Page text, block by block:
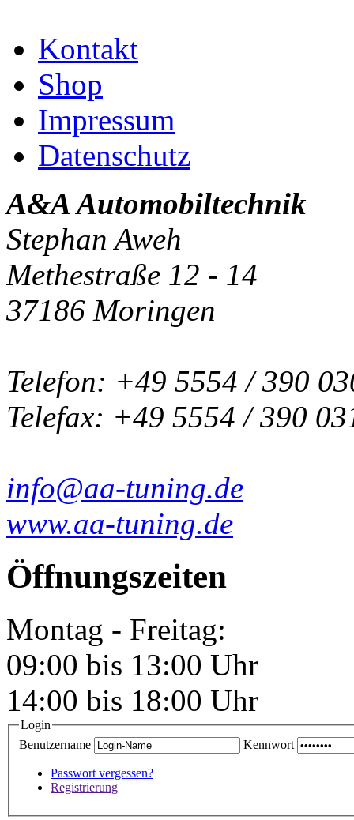
Kontakt
Shop
Impressum
Datenschutz
A&A Automobiltechnik
Stephan Aweh
Methestraße 12 - 14
37186 Moringen
Telefon: +49 5554 / 390
Telefax: +49 5554 / 390
info@aa-tuning.de
www.aa-tuning.de
Öffnungszeiten
Montag - Freitag:
09:00 bis 13:00 Uhr
14:00 bis 18:00 Uhr
Login
Benutzername
Kennwort
Passwort vergessen?
Registrierung